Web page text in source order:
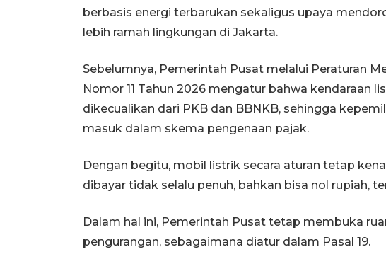
berbasis energi terbarukan sekaligus upaya
lebih ramah lingkungan di Jakarta.
Sebelumnya, Pemerintah Pusat melalui Peraturan
Nomor 11 Tahun 2026 mengatur bahwa kendaraan
dikecualikan dari PKB dan BBNKB, sehingga
masuk dalam skema pengenaan pajak.
Dengan begitu, mobil listrik secara aturan tetap
dibayar tidak selalu penuh, bahkan bisa nol rupiah,
Dalam hal ini, Pemerintah Pusat tetap membuka
pengurangan, sebagaimana diatur dalam Pasal 19.